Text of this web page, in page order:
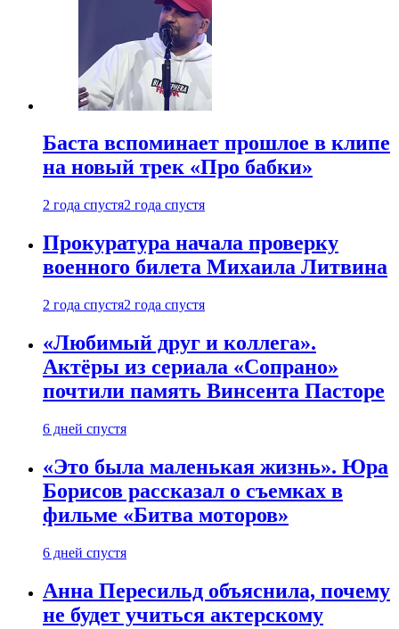
Баста вспоминает прошлое в клипе
на новый трек «Про бабки»
2 года спустя2 года спустя
Прокуратура начала проверку
военного билета Михаила Литвина
2 года спустя2 года спустя
«Любимый друг и коллега».
Актёры из сериала «Сопрано»
почтили память Винсента Пасторе
6 дней спустя
«Это была маленькая жизнь». Юра
Борисов рассказал о съемках в
фильме «Битва моторов»
6 дней спустя
Анна Пересильд объяснила, почему
не будет учиться актерскому